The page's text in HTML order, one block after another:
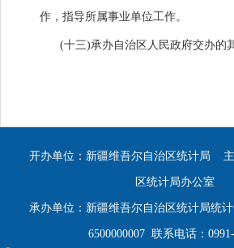
作，指导所属事业单位工作。
(十三)承办自治区人民政府交办的其
开办单位：新疆维吾尔自治区统计局 主
区统计局办公室
承办单位：新疆维吾尔自治区统计局统计
6500000007 联系电话：